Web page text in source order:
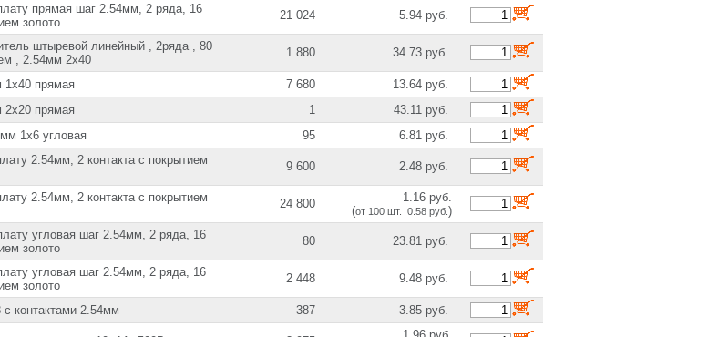
прямая шаг 2.54мм, 2 ряда, 16
золото
21 024 5.94 руб.
штыревой линейный , 2ряда , 80
, 2.54мм 2х40
1 880 34.73 руб.
прямая 7 680 13.64 руб.
прямая 1 43.11 руб.
1х6 угловая 95 6.81 руб.
2.54мм, 2 контакта с покрытием
9 600 2.48 руб.
2.54мм, 2 контакта с покрытием
24 800
1.16 руб.
(от 100 шт. 0.58 руб. )
угловая шаг 2.54мм, 2 ряда, 16
золото
80 23.81 руб.
угловая шаг 2.54мм, 2 ряда, 16
золото
2 448 9.48 руб.
с контактами 2.54мм 387 3.85 руб.